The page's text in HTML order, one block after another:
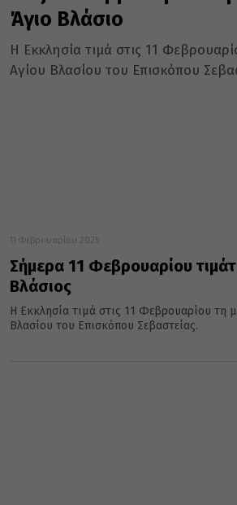
Άγιο Βλάσιο
Η Εκκλησία τιμά στις 11
Αγίου Βλασίου του Επισκόπου
11 Φεβρουαρίου 2025
Σήμερα 11 Φεβρουαρίου
Βλάσιος
Η Εκκλησία τιμά στις 11 Φεβρουαρίου τη
Βλασίου του Επισκόπου Σεβαστείας.